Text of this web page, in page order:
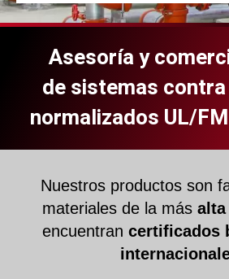
Asesoría y
de sistemas
normalizados UL/
Nuestros productos son
materiales de la más alta
encuentran certificados